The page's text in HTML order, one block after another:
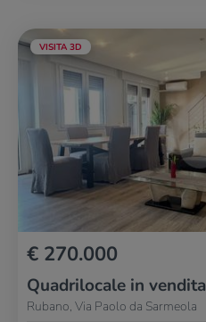
VISITA 3D
€ 270.000
Quadrilocale in vendita
Rubano, Via Paolo da Sarmeola